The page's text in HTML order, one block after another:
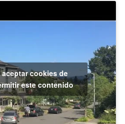
aceptar cookies de
este contenido